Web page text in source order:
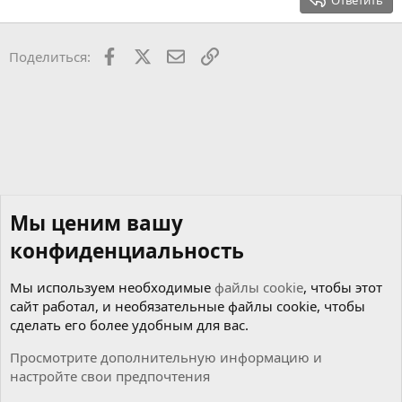
Trebuchet MS
Поделиться: Facebook ПочтаСсылкой
Мы ценим вашу
конфиденциальность
Мы используем необходимые файлы cookie, чтобы этот
сайт работал, и необязательные файлы cookie, чтобы
сделать его более удобным для вас.
Просмотрите дополнительную информацию и
настройте свои предпочтения